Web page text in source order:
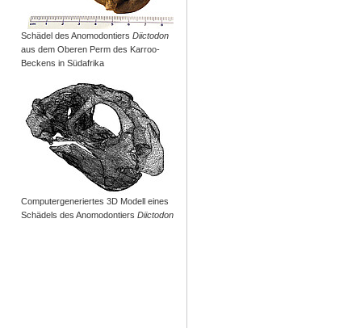
Schädel des AnomodontiersDiictodon
aus dem Oberen Perm des Karroo-
Beckens in Südafrika
Computergeneriertes 3D Modell eines
Schädels des AnomodontiersDiictodon